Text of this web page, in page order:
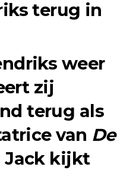
terug in
weer
zij
terug als
van De
Jack kijkt